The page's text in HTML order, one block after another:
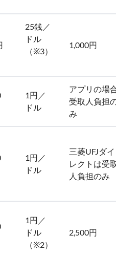
25銭／
ドル
（※3）
1,000円
1円／
ドル
アプリの場
受取人負担
み
1円／
ドル
三菱UFJダイ
レクトは受
人負担のみ
1円／
ドル
（※2）
2,500円